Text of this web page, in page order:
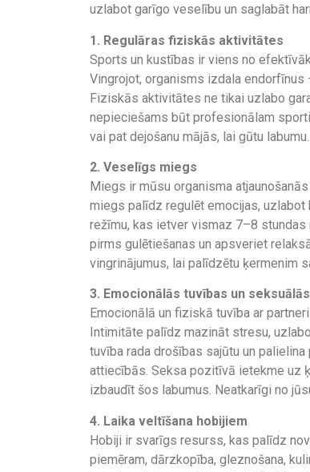
uzlabot garīgo veselību un saglabāt
1. Regulāras fiziskās aktivitātes
Sports un kustības ir viens no
Vingrojot, organisms izdala endorfīnus
Fiziskās aktivitātes ne tikai uzlabo
nepieciešams būt profesionālam
vai pat dejošanu mājās, lai gūtu labumu.
2. Veselīgs miegs
Miegs ir mūsu organisma
miegs palīdz regulēt emocijas,
režīmu, kas ietver vismaz 7–8
pirms gulētiešanas un apsveriet
vingrinājumus, lai palīdzētu ķermenim
3. Emocionālās tuvības un
Emocionālā un fiziskā tuvība ar
Intimitāte palīdz mazināt stresu,
tuvība rada drošības sajūtu un
attiecībās. Seksa pozitīvā ietekme uz
izbaudīt šos labumus. Neatkarīgi no
4. Laika veltīšana hobijiem
Hobiji ir svarīgs resurss, kas palīdz
piemēram, dārzkopība, gleznošana,